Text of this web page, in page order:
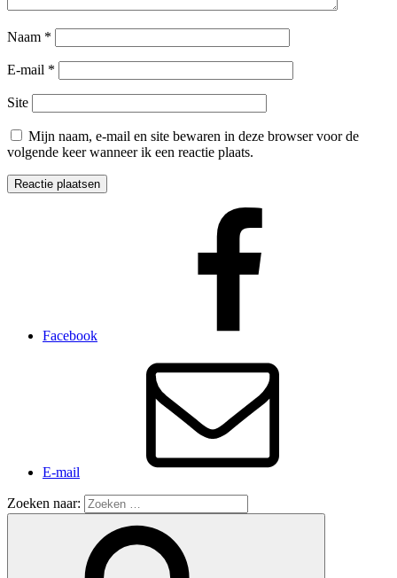
Naam *
E-mail *
Site
Mijn naam, e-mail en site bewaren in deze browser voor de
volgende keer wanneer ik een reactie plaats.
Facebook
E-mail
Zoeken naar: